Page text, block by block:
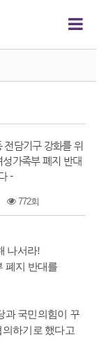
담기구 강화를 위
가족부 폐지 반대
-
772회
나서라!
폐지 반대를
과 국민의힘이 꾸
하기로 했다고